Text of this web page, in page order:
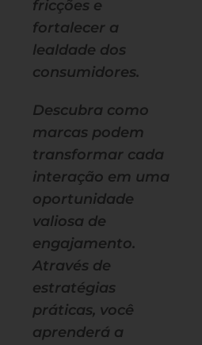
fricções e
fortalecer a
lealdade dos
consumidores.
Descubra como
marcas podem
transformar cada
interação em uma
oportunidade
valiosa de
engajamento.
Através de
estratégias
práticas, você
aprenderá a